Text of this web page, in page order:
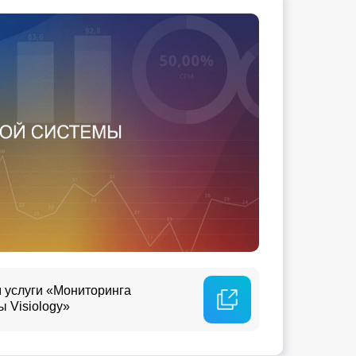
«Мониторинга
Visiology»